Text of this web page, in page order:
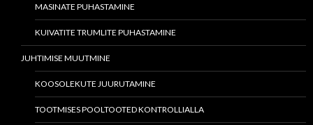
MASINATE PUHASTAMINE
KUIVATITE TRUMLITE PUHASTAMINE
JUHTIMISE MUUTMINE
KOOSOLEKUTE JUURUTAMINE
TOOTMISES POOLTOOTED KONTROLLIALLA